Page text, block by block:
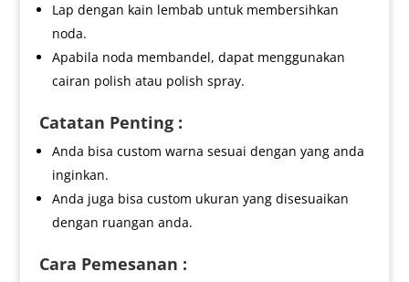
Lap dengan kain lembab untuk membersihkan
noda.
Apabila noda membandel, dapat menggunakan
cairan polish atau polish spray.
Catatan Penting :
Anda bisa custom warna sesuai dengan yang anda
inginkan.
Anda juga bisa custom ukuran yang disesuaikan
dengan ruangan anda.
Cara Pemesanan :